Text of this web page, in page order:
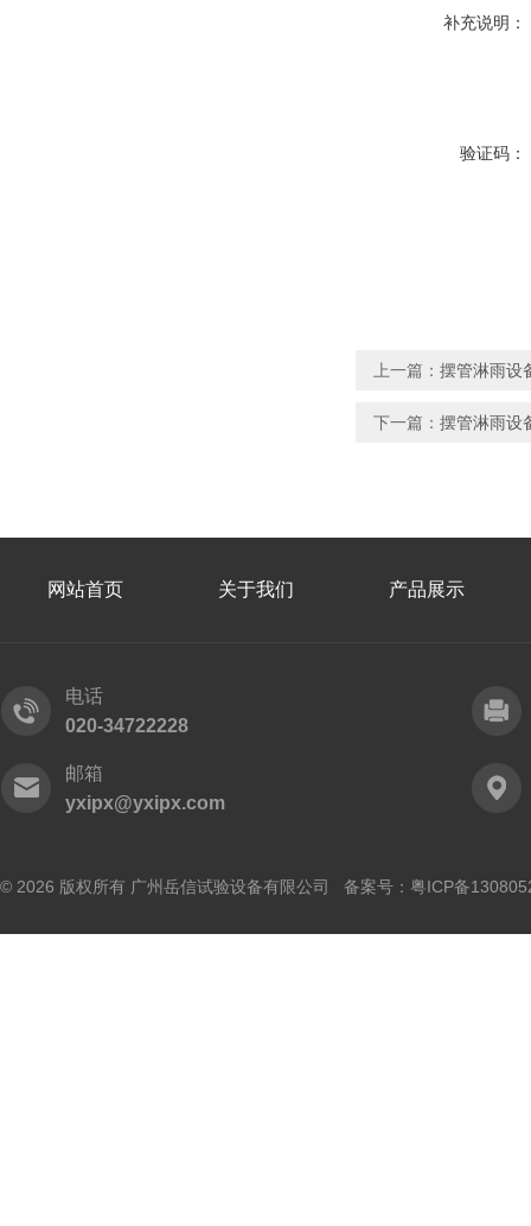
补充说明：
验证码：
上一篇： 摆管淋雨设
下一篇： 摆管淋雨设
网站首页 关于我们 产品展示
电话
020-34722228
邮箱
yxipx@yxipx.com
© 2026 版权所有 广州岳信试验设备有限公司 备案号： 粤ICP备